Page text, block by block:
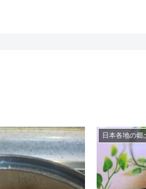
日本各地の郷